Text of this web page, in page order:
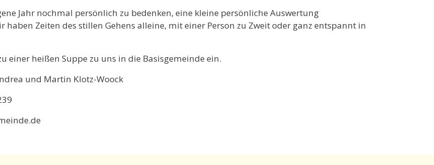
Jahr nochmal persönlich zu bedenken, eine kleine persönliche Auswertung
Zeiten des stillen Gehens alleine, mit einer Person zu Zweit oder ganz entspannt in
einer heißen Suppe zu uns in die Basisgemeinde ein.
und Martin Klotz-Woock